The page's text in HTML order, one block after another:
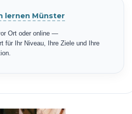
lernen Münster
Ort oder online —
für Ihr Niveau, Ihre Ziele und Ihre